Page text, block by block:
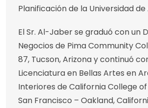
Planificación de la Universidad de
El Sr. Al-Jaber se graduó con un
Negocios de Pima Community
87, Tucson, Arizona y continuó
Licenciatura en Bellas Artes en
Interiores de California College
San Francisco – Oakland,